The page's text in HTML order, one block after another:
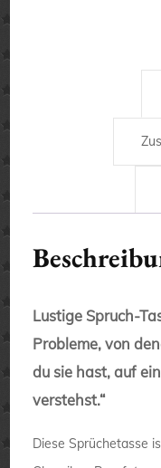
Lustige Spruch-
Probleme, von
du sie hast, auf
verstehst.“
Diese Sprüchetasse